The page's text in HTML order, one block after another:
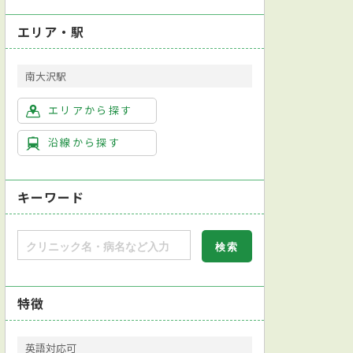
エリア・駅
南大沢駅
エリアから探す
沿線から探す
キーワード
特徴
英語対応可